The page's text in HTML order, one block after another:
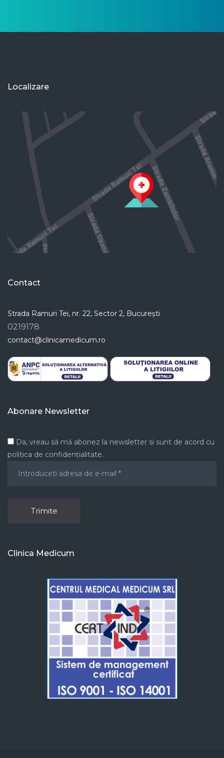
Localizare
Contact
Strada Ramuri Tei, nr. 22, Sector 2, București
0219178
contact@clinicamedicum.ro
Abonare Newsletter
Da, vreau să mă abonez la newsletter si sunt de acord cu
politica de confidențialitate.
Clinica Medicum